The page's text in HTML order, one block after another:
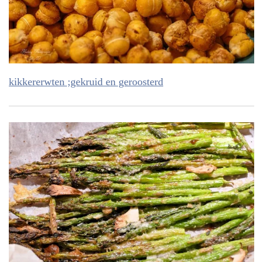
kikkererwten ;gekruid en geroosterd